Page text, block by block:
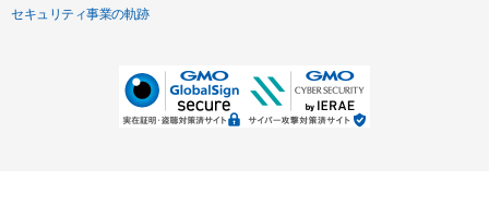
セキュリティ事業の軌跡